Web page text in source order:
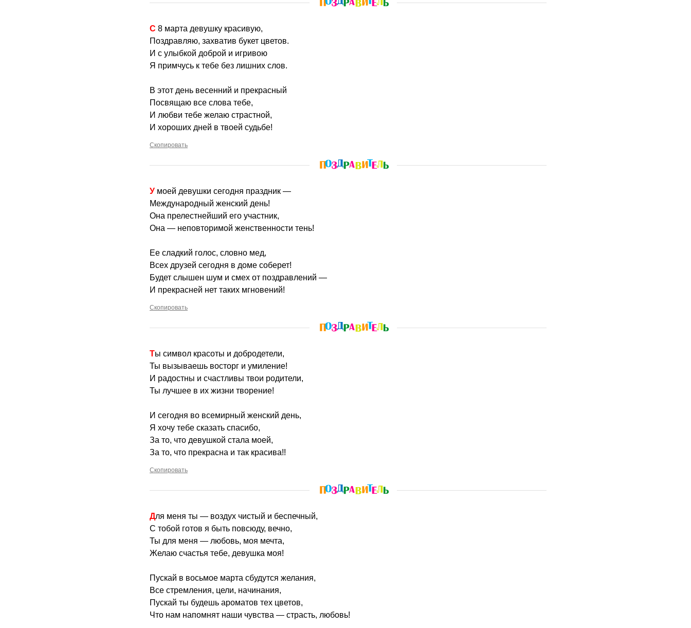
С 8 марта девушку красивую,
Поздравляю, захватив букет цветов.
И с улыбкой доброй и игривою
Я примчусь к тебе без лишних слов.
В этот день весенний и прекрасный
Посвящаю все слова тебе,
И любви тебе желаю страстной,
И хороших дней в твоей судьбе!
Скопировать
У моей девушки сегодня праздник —
Международный женский день!
Она прелестнейший его участник,
Она — неповторимой женственности тень!
Ее сладкий голос, словно мед,
Всех друзей сегодня в доме соберет!
Будет слышен шум и смех от поздравлений —
И прекрасней нет таких мгновений!
Скопировать
Ты символ красоты и добродетели,
Ты вызываешь восторг и умиление!
И радостны и счастливы твои родители,
Ты лучшее в их жизни творение!
И сегодня во всемирный женский день,
Я хочу тебе сказать спасибо,
За то, что девушкой стала моей,
За то, что прекрасна и так красива!!
Скопировать
Для меня ты — воздух чистый и беспечный,
С тобой готов я быть повсюду, вечно,
Ты для меня — любовь, моя мечта,
Желаю счастья тебе, девушка моя!
Пускай в восьмое марта сбудутся желания,
Все стремления, цели, начинания,
Пускай ты будешь ароматов тех цветов,
Что нам напомнят наши чувства — страсть, любовь!